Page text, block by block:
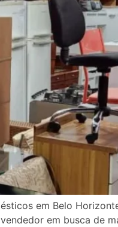
em Belo
em busca de